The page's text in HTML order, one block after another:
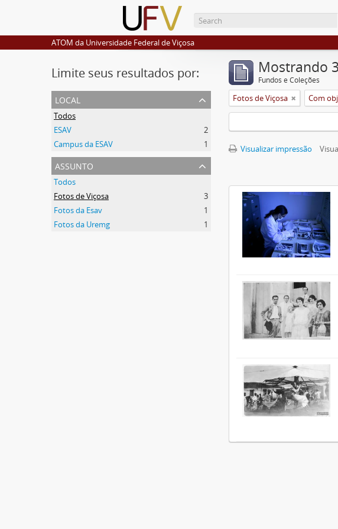
ATOM da Universidade Federal de Viçosa
Limite seus resultados por:
local
Todos
ESAV
2
Campus da ESAV
1
assunto
Todos
Fotos de Viçosa
3
Fotos da Esav
1
Fotos da Uremg
1
Mostrando
Fundos e Coleções
Fotos de Viçosa Com
Visualizar impressão